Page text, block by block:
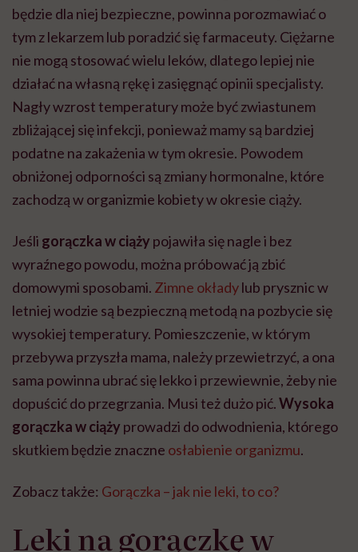
będzie dla niej bezpieczne, powinna porozmawiać o
tym z lekarzem lub poradzić się farmaceuty. Ciężarne
nie mogą stosować wielu leków, dlatego lepiej nie
działać na własną rękę i zasięgnąć opinii specjalisty.
Nagły wzrost temperatury może być zwiastunem
zbliżającej się infekcji, ponieważ mamy są bardziej
podatne na zakażenia w tym okresie. Powodem
obniżonej odporności są zmiany hormonalne, które
zachodzą w organizmie kobiety w okresie ciąży.
Jeśli gorączka w ciąży pojawiła się nagle i bez
wyraźnego powodu, można próbować ją zbić
domowymi sposobami. Zimne okładylub prysznic w
letniej wodzie są bezpieczną metodą na pozbycie się
wysokiej temperatury. Pomieszczenie, w którym
przebywa przyszła mama, należy przewietrzyć, a ona
sama powinna ubrać się lekko i przewiewnie, żeby nie
dopuścić do przegrzania. Musi też dużo pić.Wysoka
gorączka w ciąży prowadzi do odwodnienia, którego
skutkiem będzie znaczne osłabienie organizmu.
Zobacz także: Gorączka – jak nie leki, to co?
Leki na gorączkę w